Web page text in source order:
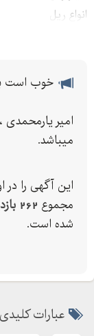
انواع ریل
تولید کننده چرخ
چرخ بلبرینگی
چرخ پلاستیکی
چرخ گاری بادی
چرخ های صنعتی
چرخ های صنعتی
خوب است
امیر یارمحمدی
میباشد.
این آگهی را در
مجموع 262 بازدید
شده است.
عبارات کلیدی